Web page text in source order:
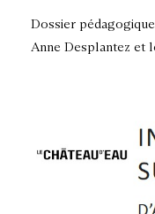
Dossier
Anne Desplantez et